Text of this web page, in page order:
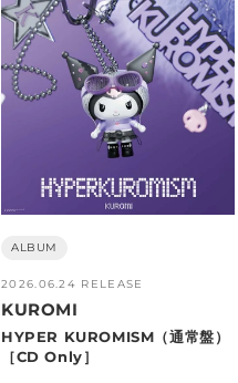
ALBUM
2026.06.24 RELEASE
販
売
元:
KUROMI
HYPER KUROMISM（通常盤）
［CD Only］